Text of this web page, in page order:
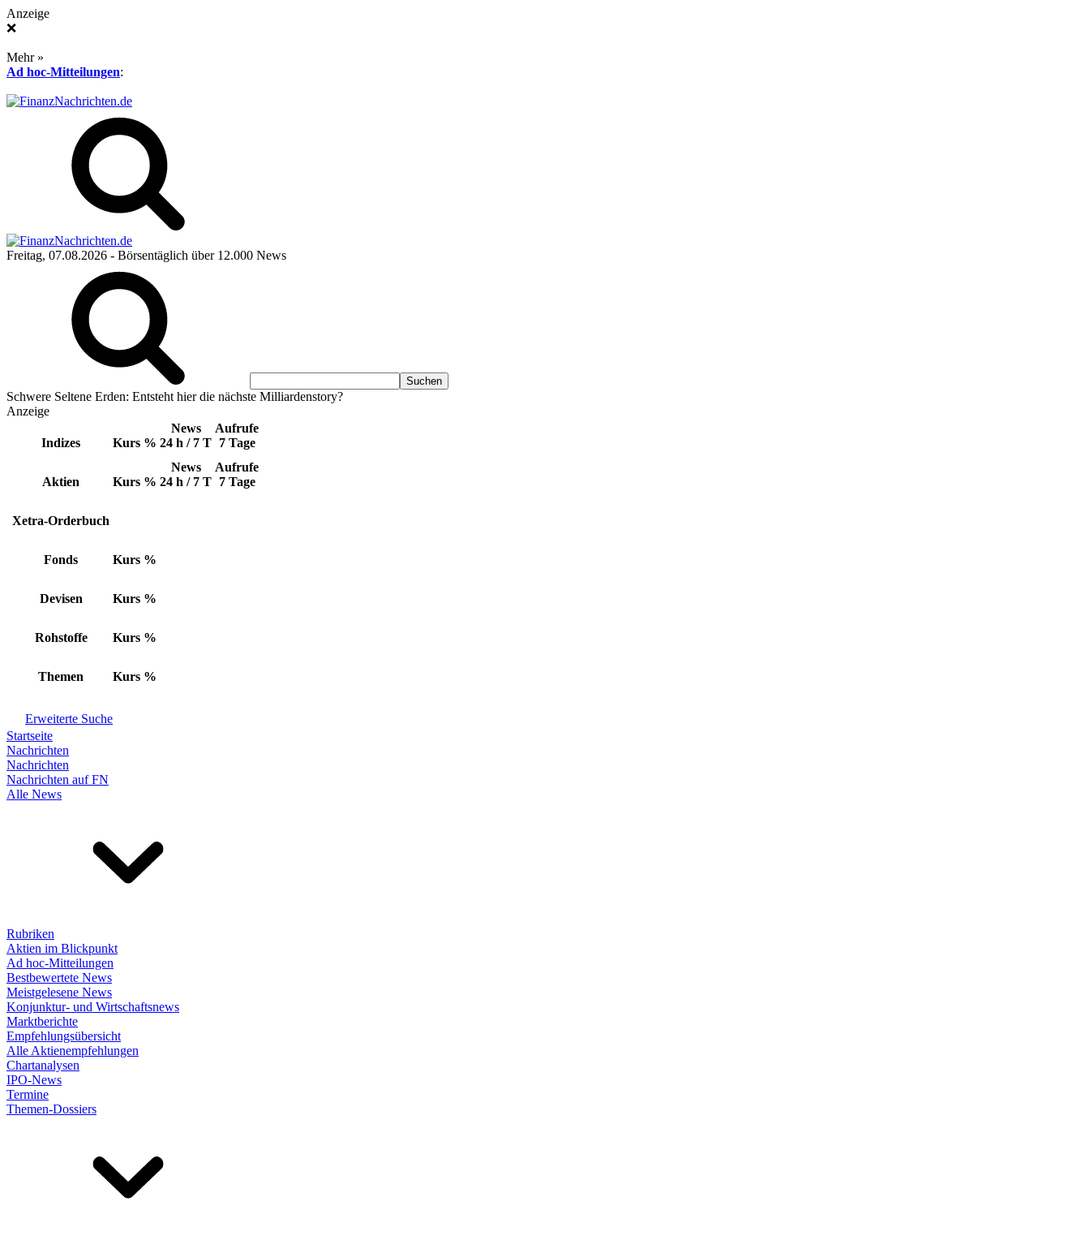
Anzeige
❌
Mehr »
Ad hoc-Mitteilungen:
Freitag, 07.08.2026 - Börsentäglich über 12.000 News
Schwere Seltene Erden: Entsteht hier die nächste Milliardenstory?
Anzeige
Indizes Kurs %
News
24 h / 7 T
Aufrufe
7 Tage
Aktien Kurs %
News
24 h / 7 T
Aufrufe
7 Tage
Xetra-Orderbuch
Fonds Kurs %
Devisen Kurs %
Rohstoffe Kurs %
Themen Kurs %
Erweiterte Suche
Startseite
Nachrichten
Nachrichten
Nachrichten auf FN
Alle News
Rubriken
Aktien im Blickpunkt
Ad hoc-Mitteilungen
Bestbewertete News
Meistgelesene News
Konjunktur- und Wirtschaftsnews
Marktberichte
Empfehlungsübersicht
Alle Aktienempfehlungen
Chartanalysen
IPO-News
Termine
Themen-Dossiers